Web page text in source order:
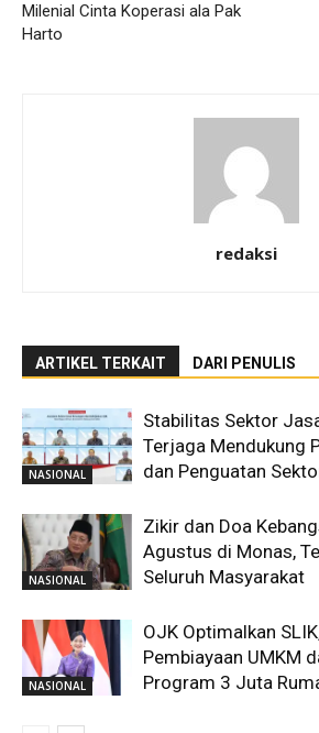
Milenial Cinta Koperasi ala Pak
Harto
redaksi
ARTIKEL TERKAIT DARI PENULIS
NASIONAL
Stabilitas Sektor
Terjaga Mendukung
dan Penguatan
NASIONAL
Zikir dan Doa
Agustus di Monas,
Seluruh Masyarakat
NASIONAL
OJK Optimalkan
Pembiayaan UMKM
Program 3 Juta